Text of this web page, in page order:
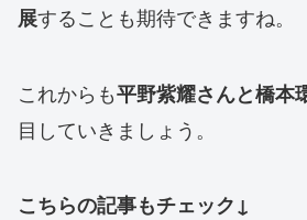
展することも期待できますね。
これからも平野紫耀さんと橋本
目していきましょう。
こちらの記事もチェック↓